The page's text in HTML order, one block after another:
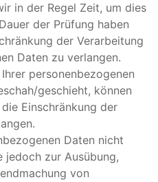
in der Regel Zeit, um dies
der Prüfung haben
der Verarbeitung
Daten zu verlangen.
personenbezogenen
geschieht, können
Einschränkung der
Daten nicht
jedoch zur Ausübung,
von